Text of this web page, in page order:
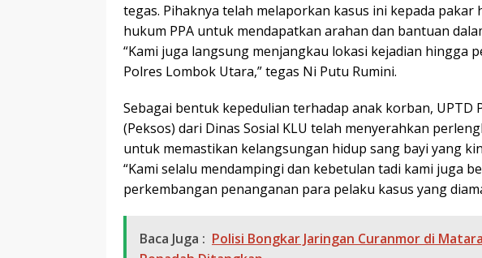
tegas. Pihaknya telah melaporkan kasus ini kepada
hukum PPA untuk mendapatkan arahan dan bantuan
“Kami juga langsung menjangkau lokasi kejadian hingga
Polres Lombok Utara,” tegas Ni Putu Rumini.
Sebagai bentuk kepedulian terhadap anak korban, UPTD
(Peksos) dari Dinas Sosial KLU telah menyerahkan
untuk memastikan kelangsungan hidup sang bayi yang
“Kami selalu mendampingi dan kebetulan tadi kami juga
perkembangan penanganan para pelaku kasus yang
Baca Juga : Polisi Bongkar Jaringan Curanmor di